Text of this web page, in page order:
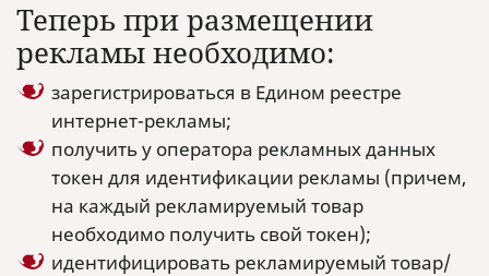
Теперь при размещении
рекламы необходимо:
зарегистрироваться в Едином реестре
интернет-рекламы;
получить у оператора рекламных данных
токен для идентификации рекламы (причем,
на каждый рекламируемый товар
необходимо получить свой токен);
идентифицировать рекламируемый товар/